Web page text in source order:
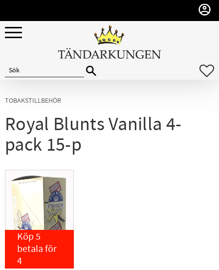
Meny
TOBAKSTILLBEHÖR
Royal Blunts Vanilla 4-
pack 15-p
Köp 5
betala för
4